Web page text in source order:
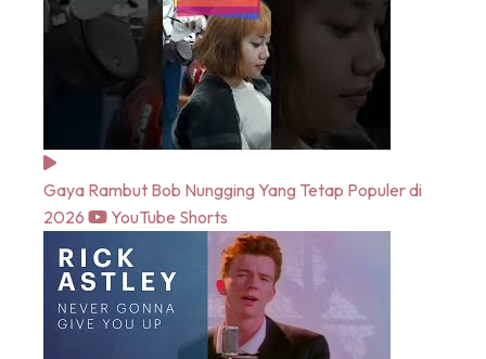
Gaya Rambut Bob Nungging Yang Tetap Populer di
2026
YouTube Shorts